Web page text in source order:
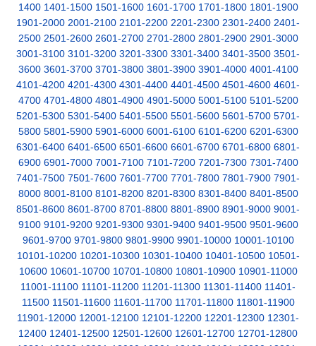
1400 1401-1500 1501-1600 1601-1700 1701-1800 1801-1900
1901-2000 2001-2100 2101-2200 2201-2300 2301-2400 2401-
2500 2501-2600 2601-2700 2701-2800 2801-2900 2901-3000
3001-3100 3101-3200 3201-3300 3301-3400 3401-3500 3501-
3600 3601-3700 3701-3800 3801-3900 3901-4000 4001-4100
4101-4200 4201-4300 4301-4400 4401-4500 4501-4600 4601-
4700 4701-4800 4801-4900 4901-5000 5001-5100 5101-5200
5201-5300 5301-5400 5401-5500 5501-5600 5601-5700 5701-
5800 5801-5900 5901-6000 6001-6100 6101-6200 6201-6300
6301-6400 6401-6500 6501-6600 6601-6700 6701-6800 6801-
6900 6901-7000 7001-7100 7101-7200 7201-7300 7301-7400
7401-7500 7501-7600 7601-7700 7701-7800 7801-7900 7901-
8000 8001-8100 8101-8200 8201-8300 8301-8400 8401-8500
8501-8600 8601-8700 8701-8800 8801-8900 8901-9000 9001-
9100 9101-9200 9201-9300 9301-9400 9401-9500 9501-9600
9601-9700 9701-9800 9801-9900 9901-10000 10001-10100
10101-10200 10201-10300 10301-10400 10401-10500 10501-
10600 10601-10700 10701-10800 10801-10900 10901-11000
11001-11100 11101-11200 11201-11300 11301-11400 11401-
11500 11501-11600 11601-11700 11701-11800 11801-11900
11901-12000 12001-12100 12101-12200 12201-12300 12301-
12400 12401-12500 12501-12600 12601-12700 12701-12800